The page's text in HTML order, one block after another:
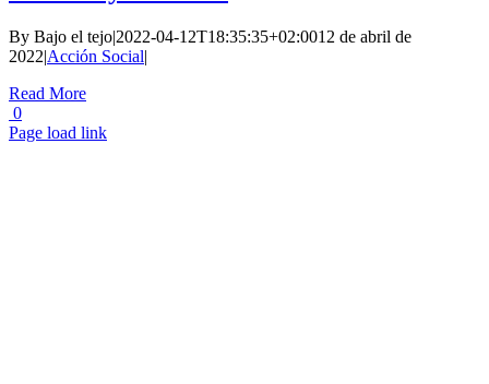
By Bajo el tejo|2022-04-12T18:35:35+02:0012 de abril de
2022|Acción Social|
Read More
0
Page load link